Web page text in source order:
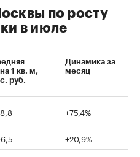
по росту
в июле
1 кв. м,
руб.
Динамика за
месяц
+75,4%
+20,9%